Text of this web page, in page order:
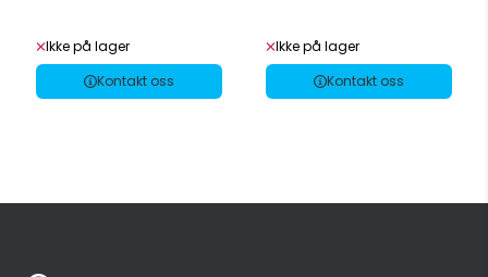
Ikke på lager
Kontakt oss
Ikke på lager
Kontakt oss